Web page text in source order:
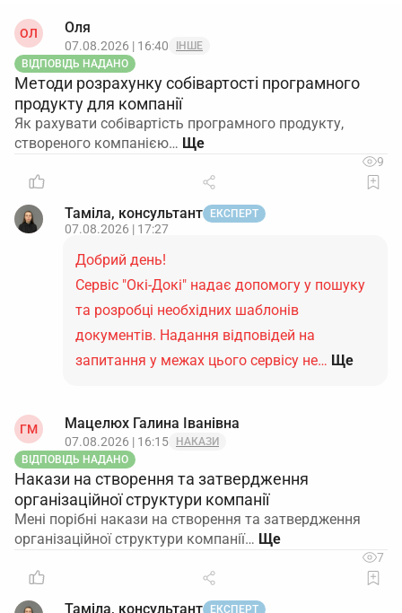
ОЛ Оля
07.08.2026 | 16:40
ІНШЕ
ВІДПОВІДЬ НАДАНО
Методи розрахунку собівартості програмного
продукту для компанії
Як рахувати собівартість програмного продукту,
створеного компанією…
9
Таміла, консультант ЕКСПЕРТ
07.08.2026 | 17:27
Добрий день!
Сервіс "Окі-Докі" надає допомогу у пошуку
та розробці необхідних шаблонів
документів. Надання відповідей на
запитання у межах цього сервісу не… Ще
ГМ Мацелюх Галина Іванівна
07.08.2026 | 16:15
НАКАЗИ
ВІДПОВІДЬ НАДАНО
Накази на створення та затвердження
організаційної структури компанії
Мені порібні накази на створення та затвердження
організаційної структури компанії…
7
Таміла, консультант ЕКСПЕРТ